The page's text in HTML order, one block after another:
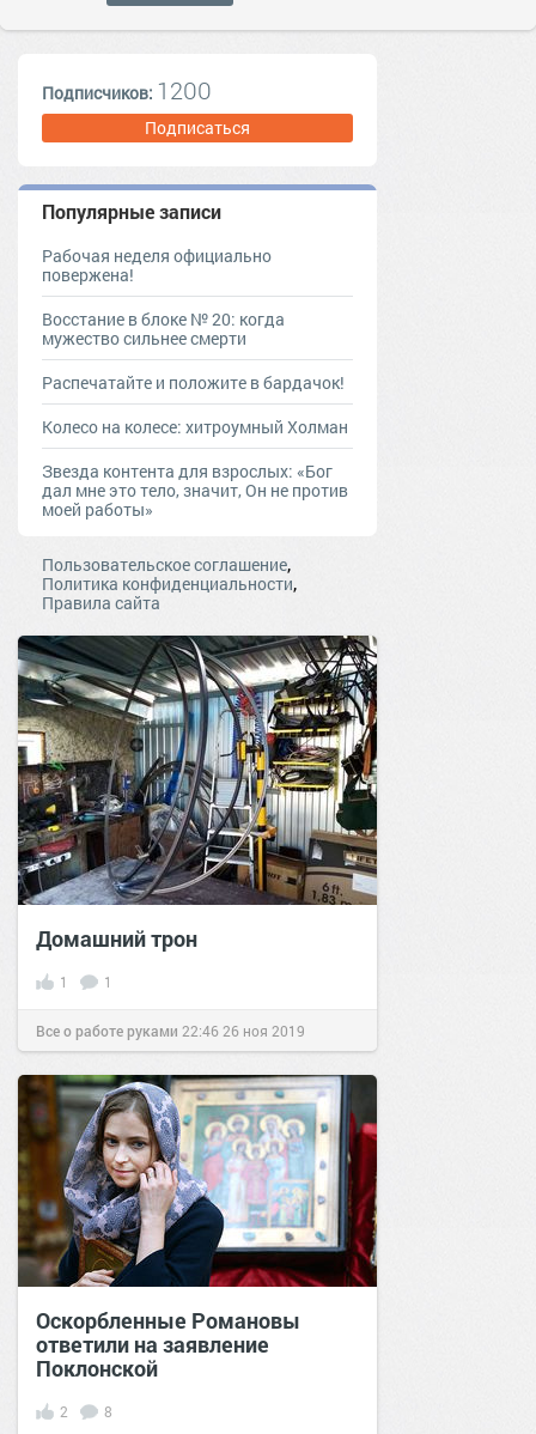
Подписчиков: 1200
Подписаться
Популярные записи
Рабочая неделя официально
повержена!
Восстание в блоке № 20: когда
мужество сильнее смерти
Распечатайте и положите в бардачок!
Колесо на колесе: хитроумный Холман
Звезда контента для взрослых: «Бог
дал мне это тело, значит, Он не против
моей работы»
Пользовательское соглашение,
Политика конфиденциальности,
Правила сайта
Домашний трон
1 1
Все о работе руками 22:46 26 ноя 2019
Оскорбленные Романовы
ответили на заявление
Поклонской
2 8